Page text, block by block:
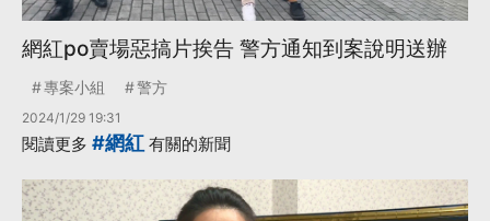
網紅po賣場惡搞片挨告 警方通知到案說明送辦
專案小組 警方
2024/1/29 19:31
閱讀更多 #網紅 有關的新聞